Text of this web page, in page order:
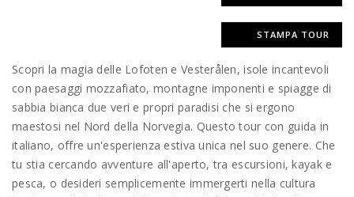
STAMPA TOUR
Scopri la magia delle Lofoten e Vesterålen, isole incantevoli
con paesaggi mozzafiato, montagne imponenti e spiagge di
sabbia bianca due veri e propri paradisi che si ergono
maestosi nel Nord della Norvegia. Questo tour con guida in
italiano, offre un'esperienza estiva unica nel suo genere. Che
tu stia cercando avventure all'aperto, tra escursioni, kayak e
pesca, o desideri semplicemente immergerti nella cultura